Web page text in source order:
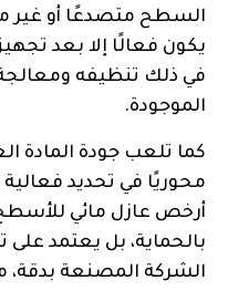
السطح متصدعًا أو غير
يكون فعالًا إلا بعد
في ذلك تنظيفه
الموجودة.
كما تلعب جودة المادة
محوريًا في تحديد فعالية
أرخص عازل مائي
بالحماية، بل يعتمد
الشركة المصنعة بدقة،